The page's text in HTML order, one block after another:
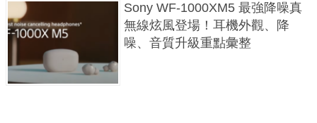
Sony WF-1000XM5 最強降噪真
無線炫風登場！耳機外觀、降
噪、音質升級重點彙整